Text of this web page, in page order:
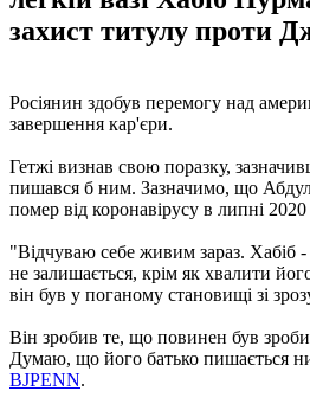
захист титулу проти
Росіянин здобув перемогу над
завершення кар'єри.
Гетжі визнав свою поразку,
пишався б ним. Зазначимо, що
помер від коронавірусу в липні 2020
"Відчуваю себе живим зараз. Хабіб
не залишається, крім як хвалити
він був у поганому становищі зі
Він зробив те, що повинен був
Думаю, що його батько пишається
BJPENN.